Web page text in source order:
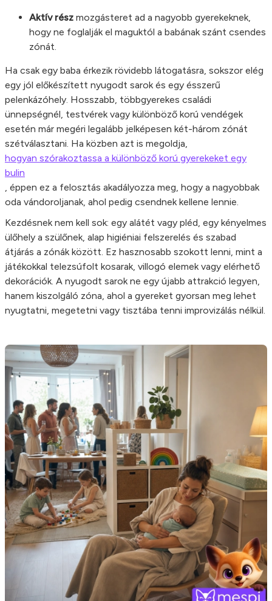
Aktív rész mozgásteret ad a nagyobb gyerekeknek,
hogy ne foglalják el maguktól a babának szánt csendes
zónát.
Ha csak egy baba érkezik rövidebb látogatásra, sokszor elég
egy jól előkészített nyugodt sarok és egy ésszerű
pelenkázóhely. Hosszabb, többgyerekes családi
ünnepségnél, testvérek vagy különböző korú vendégek
esetén már megéri legalább jelképesen két-három zónát
szétválasztani. Ha közben azt is megoldja,
hogyan szórakoztassa a különböző korú gyerekeket egy
bulin
, éppen ez a felosztás akadályozza meg, hogy a nagyobbak
oda vándoroljanak, ahol pedig csendnek kellene lennie.
Kezdésnek nem kell sok: egy alátét vagy pléd, egy kényelmes
ülőhely a szülőnek, alap higiéniai felszerelés és szabad
átjárás a zónák között. Ez hasznosabb szokott lenni, mint a
játékokkal telezsúfolt kosarak, villogó elemek vagy elérhető
dekorációk. A nyugodt sarok ne egy újabb attrakció legyen,
hanem kiszolgáló zóna, ahol a gyereket gyorsan meg lehet
nyugtatni, megetetni vagy tisztába tenni improvizálás nélkül.